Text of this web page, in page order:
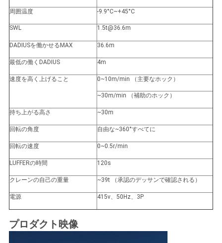
ポ
リ
シ
ー
周囲温度 -9.9°C~+45°C
SWL 1.5t@36.6m
DADIUSを働かせるMAX 36.6m
最低の働くDADIUS 4m
速度を高く上げること 0~10m/min （主要なホック）
~30m/min （補助のホック）
持ち上がる高さ ~30m
回転の角度 自由な~360°すべてに
回転の速度 0~0.5r/min
LUFFERの時間 120s
クレーンの自己の重量 ~39t （承認のデッサンで確認される）
電源 415v、50Hz、3P
プロダクト映像